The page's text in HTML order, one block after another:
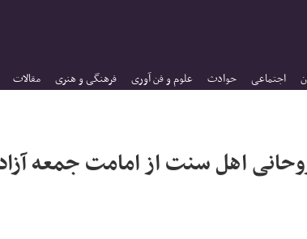
اجتماعی حوادث علوم و فن آوری فرهنگی و هنری مقالات
اهل سنت از امامت جمعه